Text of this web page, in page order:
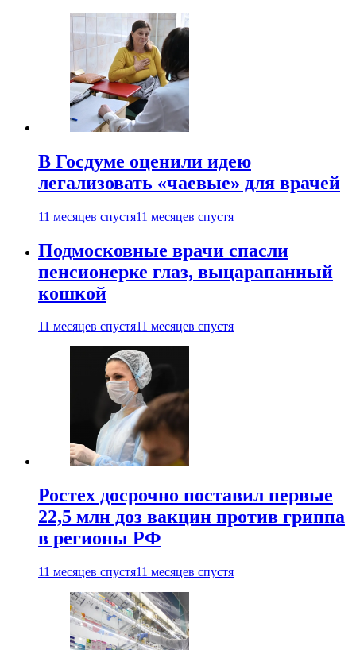
В Госдуме оценили идею
легализовать «чаевые» для врачей
11 месяцев спустя11 месяцев спустя
Подмосковные врачи спасли
пенсионерке глаз, выцарапанный
кошкой
11 месяцев спустя11 месяцев спустя
Ростех досрочно поставил первые
22,5 млн доз вакцин против гриппа
в регионы РФ
11 месяцев спустя11 месяцев спустя